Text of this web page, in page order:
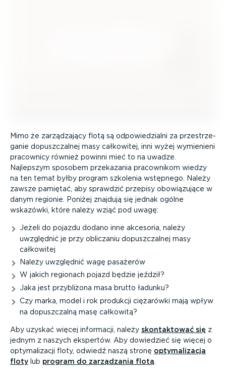
Mimo że zarzą­dzający flotą są odpowie­dzialni za przestrze­
ganie dopusz­czalnej masy całkowitej, inni wyżej wymienieni
pracownicy również powinni mieć to na uwadze.
Najlepszym sposobem przekazania pracownikom wiedzy
na ten temat byłby program szkolenia wstępnego. Należy
zawsze pamiętać, aby sprawdzić przepisy obowią­zujące w
danym regionie. Poniżej znajdują się jednak ogólne
wskazówki, które należy wziąć pod uwagę:
Jeżeli do pojazdu dodano inne akcesoria, należy
uwzględnić je przy obliczaniu dopusz­czalnej masy
całkowitej
Należy uwzględnić wagę pasażerów
W jakich regionach pojazd będzie jeździł?
Jaka jest przybliżona masa brutto ładunku?
Czy marka, model i rok produkcji ciężarówki mają wpływ
na dopusz­czalną masę całkowitą?
Aby uzyskać więcej informacji, należy skontak­tować się z
jednym z naszych ekspertów. Aby dowiedzieć się więcej o
optyma­li­zacji floty, odwiedź naszą stronę optyma­li­zacja
floty lub program do zarządzania flotą